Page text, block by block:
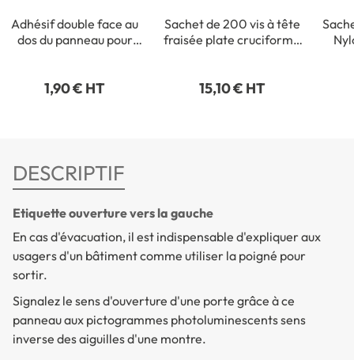
Adhésif double face au
dos du panneau pour
1,90 € HT
Sachet de 200 vis à tête
fraisée plate cruciforme
15,10 € HT
DESCRIPTIF
Etiquette ouverture vers la gauche
En cas d'évacuation, il est indispensable d'expliquer aux
usagers d'un bâtiment comme utiliser la poigné pour
sortir.
Signalez le sens d'ouverture d'une porte grâce à ce
panneau aux pictogrammes photoluminescents sens
inverse des aiguilles d'une montre.